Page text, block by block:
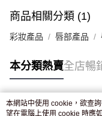
付款後門市自取，訂單
商品相關分類 (1)
彩妝產品 唇部產品
本分類熱賣全店暢
熱門標籤
本網站中使用 cookie，欲查
望在電腦上使用 cookie 時應